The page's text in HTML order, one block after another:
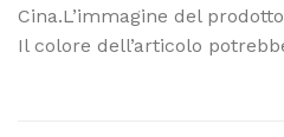
Cina.L’immagine del
Il colore dell’articolo